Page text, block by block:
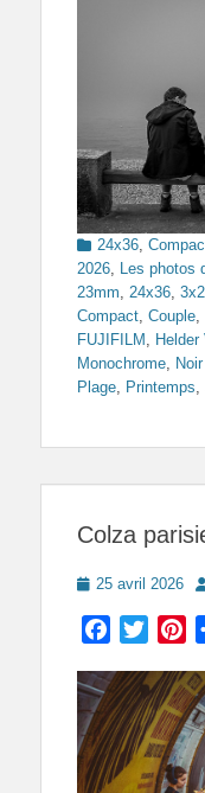
Categories
24x36,
2026, Les photos
23mm, 24x36, 3x2
Compact, Couple,
FUJIFILM ,
Monochrome,
Plage, Printemps,
Colza
Posted
25 avril 2026
Facebook
Twitter